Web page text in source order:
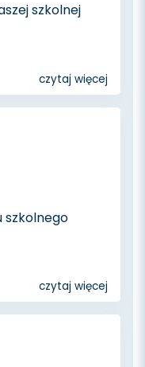
szkolnej
czytaj więcej
szkolnego
czytaj więcej